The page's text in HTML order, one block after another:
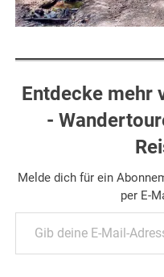
Entdecke mehr
-
Melde dich für ein
per E-
Gib deine E-Mail-Adresse ein ...